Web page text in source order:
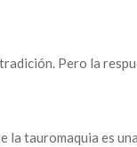
Pero la
la tauromaquia es